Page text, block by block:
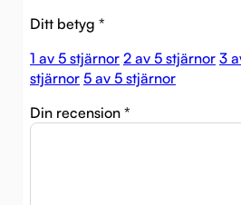
Ditt betyg *
1 av 5 stjärnor 2 av 5 stjärnor 3
stjärnor 5 av 5 stjärnor
Din recension *